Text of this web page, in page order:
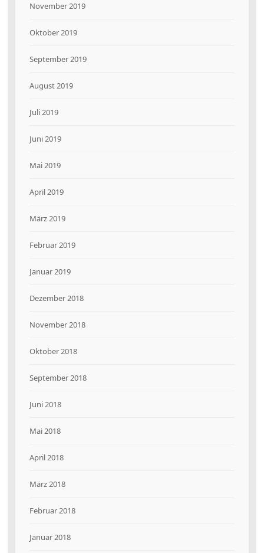
November 2019
Oktober 2019
September 2019
August 2019
Juli 2019
Juni 2019
Mai 2019
April 2019
März 2019
Februar 2019
Januar 2019
Dezember 2018
November 2018
Oktober 2018
September 2018
Juni 2018
Mai 2018
April 2018
März 2018
Februar 2018
Januar 2018